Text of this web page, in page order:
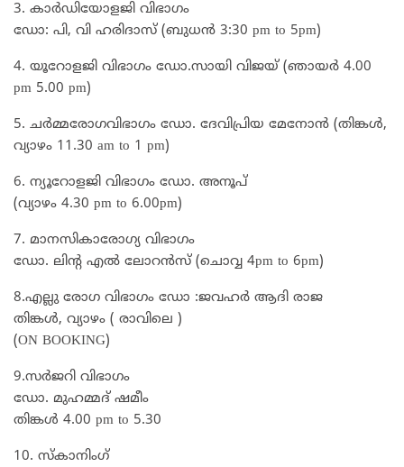
3. കാർഡിയോളജി വിഭാഗം
ഡോ: പി, വി ഹരിദാസ് (ബുധൻ 3:30 pm to 5pm)
4. യൂറോളജി വിഭാഗം ഡോ.സായി വിജയ് (ഞായർ 4.00
pm 5.00 pm)
5. ചർമ്മരോഗവിഭാഗം ഡോ. ദേവിപ്രിയ മേനോൻ (തിങ്കൾ,
വ്യാഴം 11.30 am to 1 pm)
6. ന്യൂറോളജി വിഭാഗം ഡോ. അനൂപ്
(വ്യാഴം 4.30 pm to 6.00pm)
7. മാനസികാരോഗ്യ വിഭാഗം
ഡോ. ലിന്റ എൽ ലോറൻസ് (ചൊവ്വ 4pm to 6pm)
8.എല്ലു രോഗ വിഭാഗം ഡോ :ജവഹർ ആദി രാജ
തിങ്കൾ, വ്യാഴം ( രാവിലെ )
(ON BOOKING)
9.സർജറി വിഭാഗം
ഡോ. മുഹമ്മദ്‌ ഷമീം
തിങ്കൾ 4.00 pm to 5.30
10. സ്കാനിംഗ്